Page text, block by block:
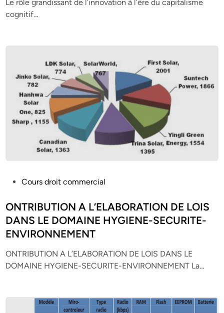
d
i
Le rôle grandissant de l’innovation à l’ère du capitalisme
cognitif…
s
t
e
i
n
Cours droit commercial
ONTRIBUTION A L’ELABORATION DE LOIS
DANS LE DOMAINE HYGIENE-SECURITE-
ENVIRONNEMENT
ONTRIBUTION A L’ELABORATION DE LOIS DANS LE
DOMAINE HYGIENE-SECURITE-ENVIRONNEMENT La…